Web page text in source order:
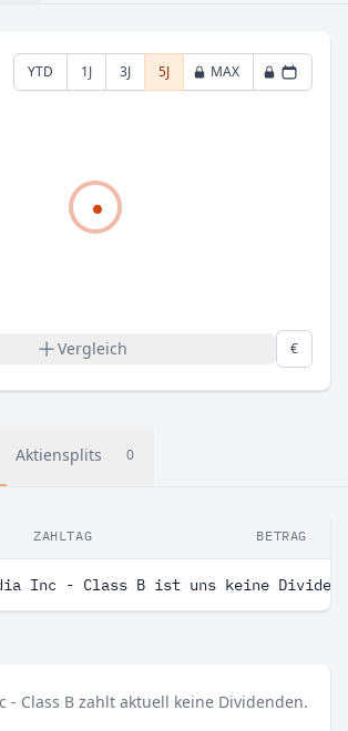
YTD 1J 3J 5J MAX
Vergleich €
Aktiensplits 0
ZAHLTAG BETRAG
Inc - Class B ist uns keine
- Class B zahlt aktuell keine Dividenden.